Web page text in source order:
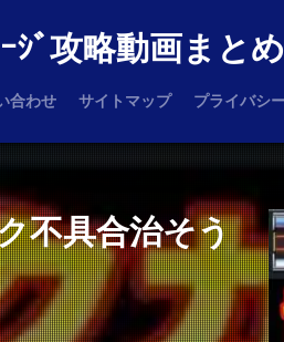
ｼﾞ攻略動画まとめ
合わせ サイトマップ プライバシ
不具合治そう